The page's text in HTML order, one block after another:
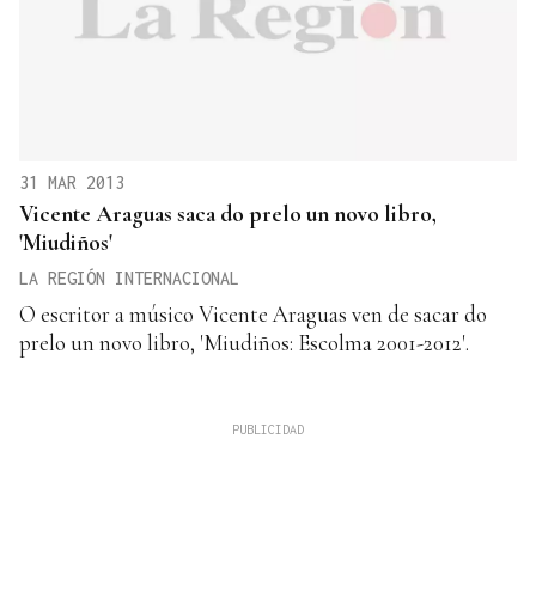
31 MAR 2013
Vicente Araguas saca do prelo un novo libro,
'Miudiños'
LA REGIÓN INTERNACIONAL
O escritor a músico Vicente Araguas ven de sacar do
prelo un novo libro, 'Miudiños: Escolma 2001-2012'.